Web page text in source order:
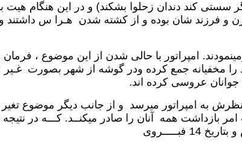
کند دندان زحلوا بشکند) و در این هنگام هیت
و فرزند شان بوده و از کشته شدن هـرا س داشتند
امپراتور با حالی شدن از این موضوع ، فرمان
را مخفیانه جمع کرده ودر گوشه از شهر بصورت
جوانان عروسی کرده اند.
نظرش به امپراتور میرسد و از جانب دیگر موضوع
امر بازداشت همه آنان را صادر میکنــد. کـــه در